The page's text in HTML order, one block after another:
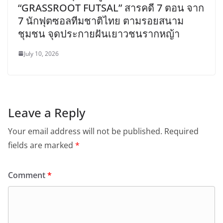
“GRASSROOT FUTSAL” สารคดี 7 ตอน จาก
7 นักฟุตซอลทีมชาติไทย ตามรอยสนาม
ชุมชน จุดประกายฝันเยาวชนรากหญ้า
July 10, 2026
Leave a Reply
Your email address will not be published. Required
fields are marked *
Comment*